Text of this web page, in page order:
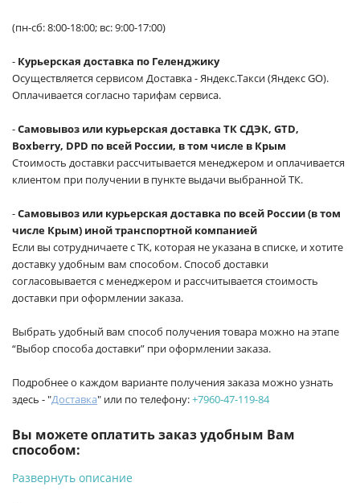
(пн-сб: 8:00-18:00; вс: 9:00-17:00)
- Курьерская доставка по Геленджику
Осуществляется сервисом Доставка - Яндекс.Такси (Яндекс GO).
Оплачивается согласно тарифам сервиса.
-Самовывоз или курьерская доставка ТК СДЭК, GTD,
Boxberry, DPD по всей России, в том числе в Крым
Стоимость доставки рассчитывается менеджером и оплачивается
клиентом при получении в пункте выдачи выбранной ТК.
-Самовывоз или курьерская доставка по всей России (в том
числе Крым) иной транспортной компанией
Если вы сотрудничаете с ТК, которая не указана в списке, и хотите
доставку удобным вам способом. Способ доставки
согласовывается с менеджером и рассчитывается стоимость
доставки при оформлении заказа.
Выбрать удобный вам способ получения товара можно на этапе
“Выбор способа доставки” при оформлении заказа.
Подробнее о каждом варианте получения заказа можно узнать
здесь - "Доставка" или по телефону:+7960-47-119-84
Вы можете оплатить заказ удобным Вам
способом:
-Банковской картой на сайте ProffЭлектро. Данный вид
Развернуть описание